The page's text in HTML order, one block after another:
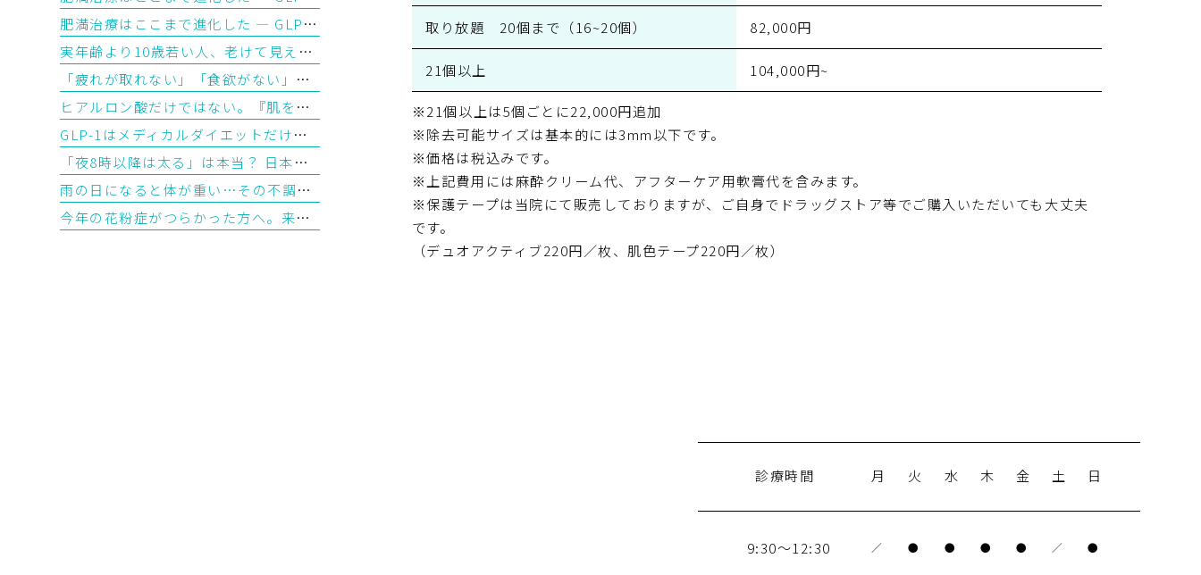
取り放題 20個まで（16~20個） 82,000円
21個以上 104,000円~
※21個以上は5個ごとに22,000円追加
※除去可能サイズは基本的には3mm以下です。
※価格は税込みです。
※上記費用には麻酔クリーム代、アフターケア用軟膏代を含みます。
※保護テープは当院にて販売しておりますが、ご自身でドラッグストア等でご購入いただいても大丈夫
です。
（デュオアクティブ220円／枚、肌色テープ220円／枚）
肥満治療はここまで進化した ― GLP-1から「トリプルGアゴニスト」の時代へ【前編】
実年齢より10歳若い人、老けて見える人。その違いはどこから生まれるのか？―「生物学的年齢」とエピジェネティッククロックが教えてくれること
「疲れが取れない」「食欲がない」夏バテに使われる漢方の選び方を医師が解説
ヒアルロン酸だけではない。『肌を育てる注入治療』ジャルプロとは？
GLP-1はメディカルダイエットだけじゃない？ 最新研究で見えてきた意外な可能性
「夜8時以降は太る」は本当？ 日本人1,000人超の最新研究から見えてきた“食べる時間”とダイエットの意外な関係
雨の日になると体が重い…その不調、「湿気疲れ」かもしれません ― 漢方で考える水滞（すいたい）とは
今年の花粉症がつらかった方へ。来年の春を少し楽にする「今から始めるシダキュア治療」
診療時間 月 火 水 木 金 土 日
9:30～12:30 ／ ● ● ● ● ／ ●